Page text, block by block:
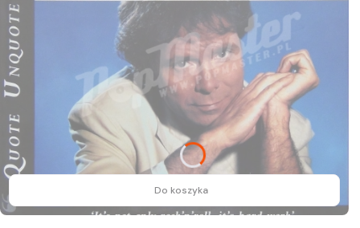
Do koszyka